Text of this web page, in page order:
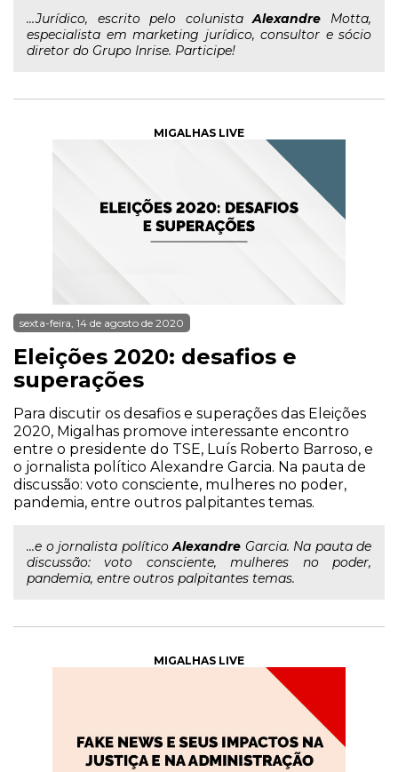
...Jurídico, escrito pelo colunistaAlexandre Motta,
especialista em marketing jurídico, consultor e sócio
diretor do Grupo Inrise. Participe!
MIGALHAS LIVE
sexta-feira, 14 de agosto de 2020
Eleições 2020: desafios e
superações
Para discutir os desafios e superações das Eleições
2020, Migalhas promove interessante encontro
entre o presidente do TSE, Luís Roberto Barroso, e
o jornalista político Alexandre Garcia. Na pauta de
discussão: voto consciente, mulheres no poder,
pandemia, entre outros palpitantes temas.
...e o jornalista políticoAlexandre Garcia. Na pauta de
discussão: voto consciente, mulheres no poder,
pandemia, entre outros palpitantes temas.
MIGALHAS LIVE